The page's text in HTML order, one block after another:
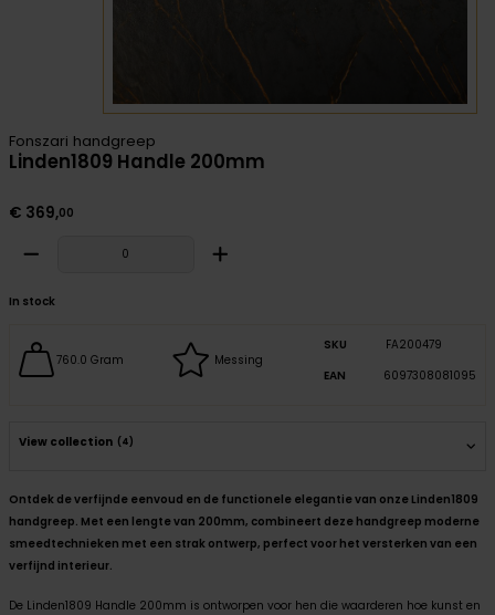
Fonszari handgreep
Linden1809 Handle 200mm
€ 369,00
In stock
760.0 Gram Messing
SKU
FA200479
EAN
6097308081095
View collection (4)
Ontdek de verfijnde eenvoud en de functionele elegantie van onze Linden1809
handgreep. Met een lengte van 200mm, combineert deze handgreep moderne
smeedtechnieken met een strak ontwerp, perfect voor het versterken van een
verfijnd interieur.
De Linden1809 Handle 200mm is ontworpen voor hen die waarderen hoe kunst en